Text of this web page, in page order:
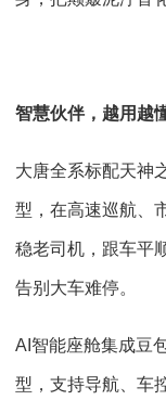
智慧伙伴，越用越
大唐全系标配天神
型，在高速巡航、
稳老司机，跟车平
告别大车难停。
AI智能座舱集成豆
型，支持导航、车